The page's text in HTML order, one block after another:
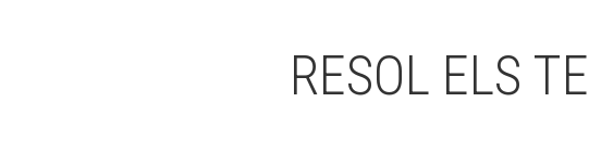
RESOL ELS